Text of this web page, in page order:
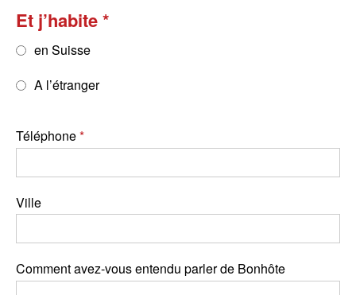
Et j’habite
en Suisse
A l’étranger
Téléphone
Ville
Comment avez-vous entendu parler de Bonhôte